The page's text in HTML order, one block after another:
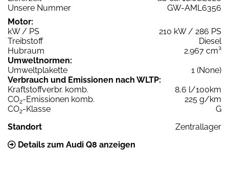
Unsere Nummer
GW-AML6356
Motor:
kW / PS
210 kW / 286 PS
Treibstoff
Diesel
Hubraum
2.967 cm³
Umweltnormen:
Umweltplakette
1 (None)
Verbrauch und Emissionen nach WLTP:
Kraftstoffverbr. komb.
8,6 l/100km
CO2-Emissionen komb.
225 g/km
CO2-Klasse
G
Standort
Zentrallager
Details zum Audi Q8 anzeigen